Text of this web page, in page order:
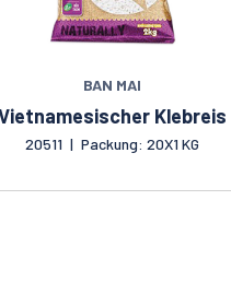
BAN MAI
Klebreis
20511 | Packung: 20X1 KG